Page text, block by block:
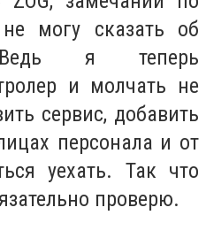
могу сказать об
Ведь я теперь
и молчать не
сервис, добавить
персонала и от
уехать. Так что
проверю.